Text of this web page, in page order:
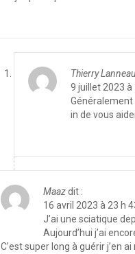
Thierry Lanneau
9 juillet 2023 à
in de vous
Maazdit :
16 avril 2023 à 23 h
J’ai une sciatique
Aujourd’hui j’ai
C’est super long à guérir j’en ai